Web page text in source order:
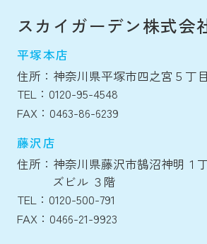
スカイガーデン株式会
平塚本店
住所：神奈川県平塚市四之宮５丁
TEL：0120-95-4548
FAX：0463-86-6239
藤沢店
住所：神奈川県藤沢市鵠沼神明１
ズビル ３階
TEL：0120-500-791
FAX：0466-21-9923